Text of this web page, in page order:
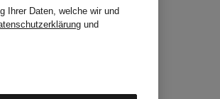
Ihrer Daten, welche wir und
und